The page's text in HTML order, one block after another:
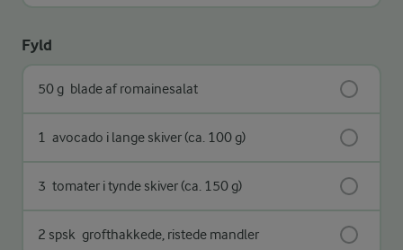
Fyld
50 g blade af romainesalat
1 avocado i lange skiver (ca. 100 g)
3 tomater i tynde skiver (ca. 150 g)
2 spsk grofthakkede, ristede mandler